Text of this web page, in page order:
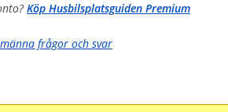
Köp Husbilsplatsguiden Premium
frågor och svar